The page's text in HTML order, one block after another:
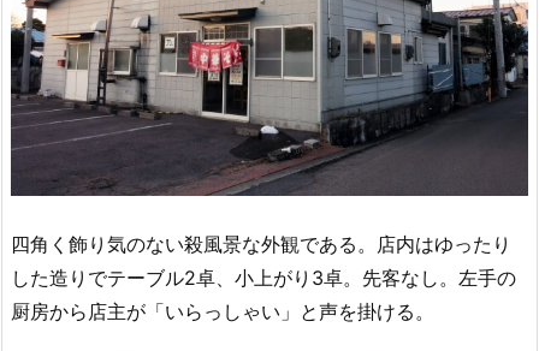
四角く飾り気のない殺風景な外観である。店内はゆったり
した造りでテーブル2卓、小上がり3卓。先客なし。左手の
厨房から店主が「いらっしゃい」と声を掛ける。